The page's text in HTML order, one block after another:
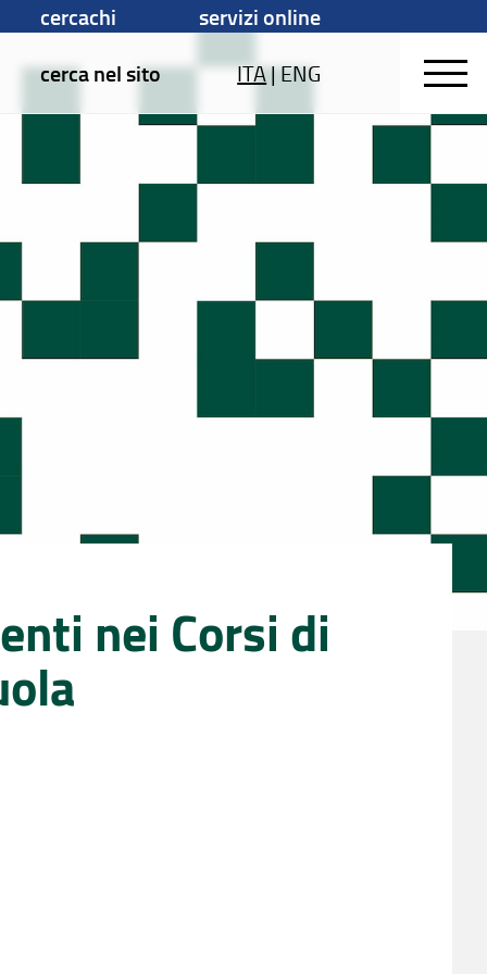
cercachi
servizi online
cerca nel sito
ITA|ENG
nei Corsi di